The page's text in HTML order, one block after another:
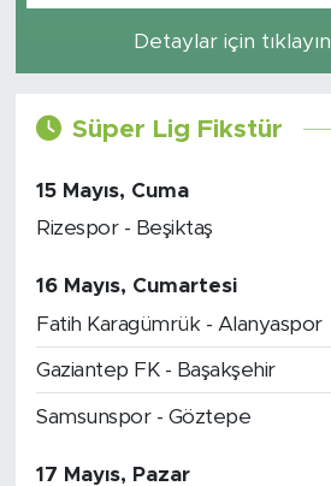
Detaylar için tıklayın
Süper Lig Fikstür
15 Mayıs, Cuma
Rizespor - Beşiktaş
16 Mayıs, Cumartesi
Fatih Karagümrük - Alanyaspor
Gaziantep FK - Başakşehir
Samsunspor - Göztepe
17 Mayıs, Pazar